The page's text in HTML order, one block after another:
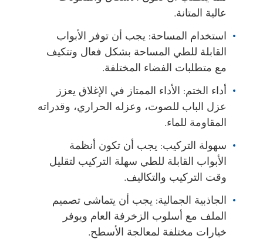
عالية المتانة.
استخدام المساحة: يجب أن توفر الأبواب
القابلة للطي المساحة بشكل فعال وتتكيف
مع متطلبات الفضاء المختلفة.
أداء الختم: الأداء الممتاز في الإغلاق يعزز
عزل الباب للصوت، وعزله الحراري، وقدراته
المقاومة للماء.
سهولة التركيب: يجب أن تكون أنظمة
الأبواب القابلة للطي سهلة التركيب لتقليل
وقت التركيب والتكاليف.
الجاذبية الجمالية: يجب أن يتماشى تصميم
الملف مع أسلوب الزخرفة العام ويوفر
خيارات مختلفة لمعالجة الأسطح.